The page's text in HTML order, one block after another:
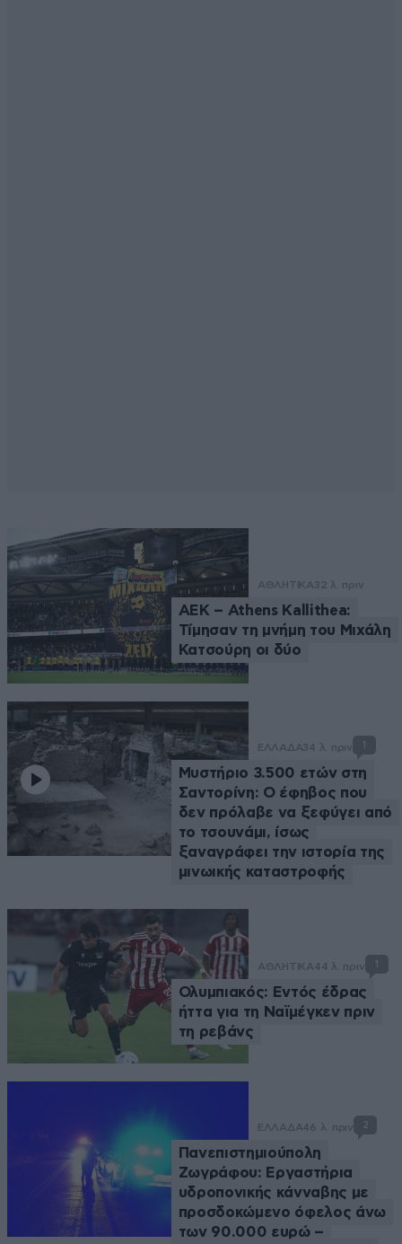
ΑΘΛΗΤΙΚΑ32 λ. πριν
ΑΕΚ – Athens Kallithea:
Τίμησαν τη μνήμη του Μιχάλη
Κατσούρη οι δύο
ΕΛΛΑΔΑ34 λ. πριν 1
Μυστήριο 3.500 ετών στη
Σαντορίνη: Ο έφηβος που
δεν πρόλαβε να ξεφύγει από
το τσουνάμι, ίσως
ξαναγράφει την ιστορία της
μινωικής καταστροφής
ΑΘΛΗΤΙΚΑ44 λ. πριν
Ολυμπιακός: Εντός έδρας
ήττα για τη Ναϊμέγκεν πριν
τη ρεβάνς
ΕΛΛΑΔΑ46 λ. πριν 2
Πανεπιστημιούπολη
Ζωγράφου: Εργαστήρια
υδροπονικής κάνναβης με
προσδοκώμενο όφελος άνω
των 90.000 ευρώ –